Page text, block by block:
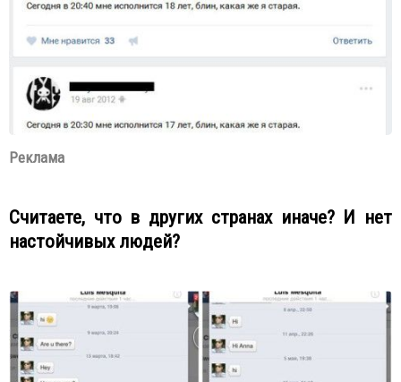
Реклама
Считаете, что в других странах иначе? И нет
настойчивых людей?